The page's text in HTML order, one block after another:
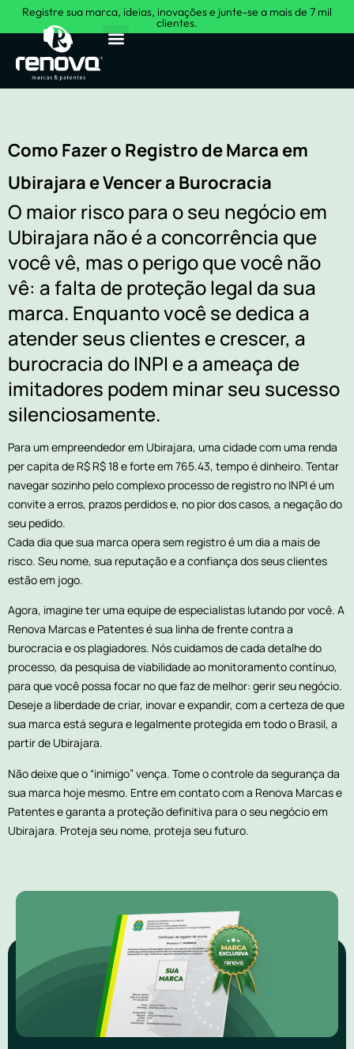
Registre sua marca, ideias, inovações e junte-se a mais de 7 mil
clientes.
Como Fazer o Registro de Marca em
Ubirajara e Vencer a Burocracia
O maior risco para o seu negócio em
Ubirajara não é a concorrência que
você vê, mas o perigo que você não
vê: a falta de proteção legal da sua
marca. Enquanto você se dedica a
atender seus clientes e crescer, a
burocracia do INPI e a ameaça de
imitadores podem minar seu sucesso
silenciosamente.
Para um empreendedor em Ubirajara, uma cidade com uma renda
per capita de R$ R$ 18 e forte em 765.43, tempo é dinheiro. Tentar
navegar sozinho pelo complexo processo de registro no INPI é um
convite a erros, prazos perdidos e, no pior dos casos, a negação do
seu pedido.
Cada dia que sua marca opera sem registro é um dia a mais de
risco. Seu nome, sua reputação e a confiança dos seus clientes
estão em jogo.
Agora, imagine ter uma equipe de especialistas lutando por você. A
Renova Marcas e Patentes é sua linha de frente contra a
burocracia e os plagiadores. Nós cuidamos de cada detalhe do
processo, da pesquisa de viabilidade ao monitoramento contínuo,
para que você possa focar no que faz de melhor: gerir seu negócio.
Deseje a liberdade de criar, inovar e expandir, com a certeza de que
sua marca está segura e legalmente protegida em todo o Brasil, a
partir de Ubirajara.
Não deixe que o “inimigo” vença. Tome o controle da segurança da
sua marca hoje mesmo. Entre em contato com a Renova Marcas e
Patentes e garanta a proteção definitiva para o seu negócio em
Ubirajara. Proteja seu nome, proteja seu futuro.